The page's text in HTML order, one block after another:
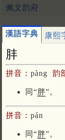
佩文韵府
漢語字典 康熙
肨
拼音： pàng 韵
同“ 胖”。
拼音： pán
同“ 胖”。